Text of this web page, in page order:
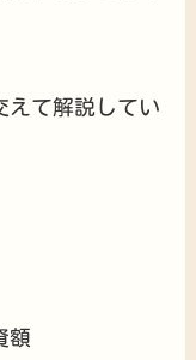
えて解説してい
額